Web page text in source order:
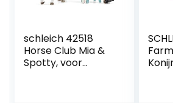
schleich 42518
Horse Club Mia &
Spotty, voor